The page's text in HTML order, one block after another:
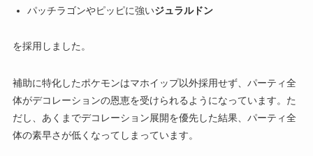
パッチラゴンやピッピに強いジュラルドン
を採用しました。
補助に特化したポケモンはマホイップ以外採用せず、パーティ全
体がデコレーションの恩恵を受けられるようになっています。た
だし、あくまでデコレーション展開を優先した結果、パーティ全
体の素早さが低くなってしまっています。